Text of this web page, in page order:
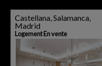
Castellana, Salamanca,
Madrid
Logement En vente
17